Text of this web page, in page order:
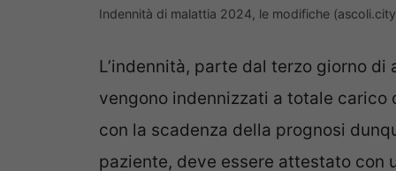
Indennità di malattia 2024, le modifiche
L’indennità, parte dal terzo giorno
vengono indennizzati a totale carico
con la scadenza della prognosi
paziente, deve essere attestato con